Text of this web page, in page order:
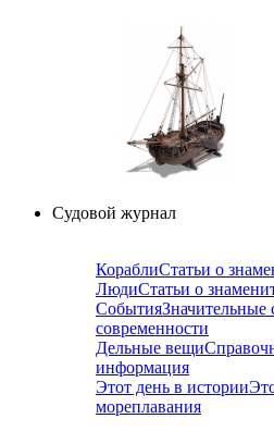
Судовой журнал
КораблиСтатьи о
ЛюдиСтатьи о
СобытияЗначительные
современности
Дельные вещи
информация
Этот день в истории
мореплавания